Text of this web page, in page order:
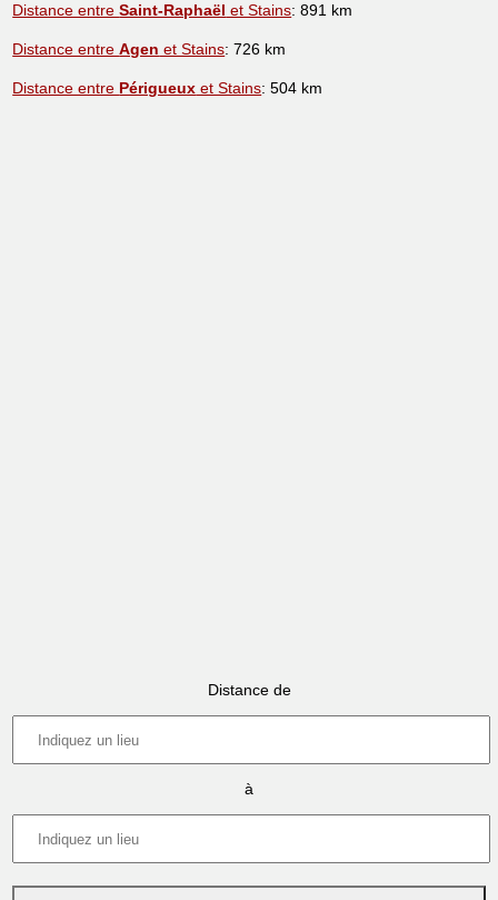
Distance entreSaint-Raphaël et Stains: 891 km
Distance entreAgen et Stains: 726 km
Distance entre Périgueux et Stains: 504 km
Distance de
à